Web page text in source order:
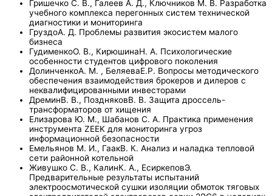
Гришечко С. В., Галеев А. Д., Ключников М. В. Разработка
учебного комплекса перегонных систем технической
диагностики и мониторинга
ГруздоА. Д. Проблемы развития экосистем малого
бизнеса
ГудименкоО. В., КирюшинаН. А. Психологические
особенности студентов цифрового поколения
ДолинченкоА. М. , БеляеваЕ.Р. Вопросы методического
обеспечения взаимодействия брокеров и дилеров с
неквалифицированными инвесторами
ДреминВ. В., ПоздняковВ. В. Защита дроссель-
трансформаторов от хищения
Елизарова Ю. М., Шабанов С. А. Практика применения
инструмента ZEEK для мониторинга угроз
информационной безопасности
Емельянов М. И., ГаакВ. К. Анализ и наладка тепловой
сети районной котельной
Живушко С. В., КалинК. А., ЕсиркеповЭ.
Предварительные результаты испытаний
электроосмотической сушки изоляции обмоток тяговых